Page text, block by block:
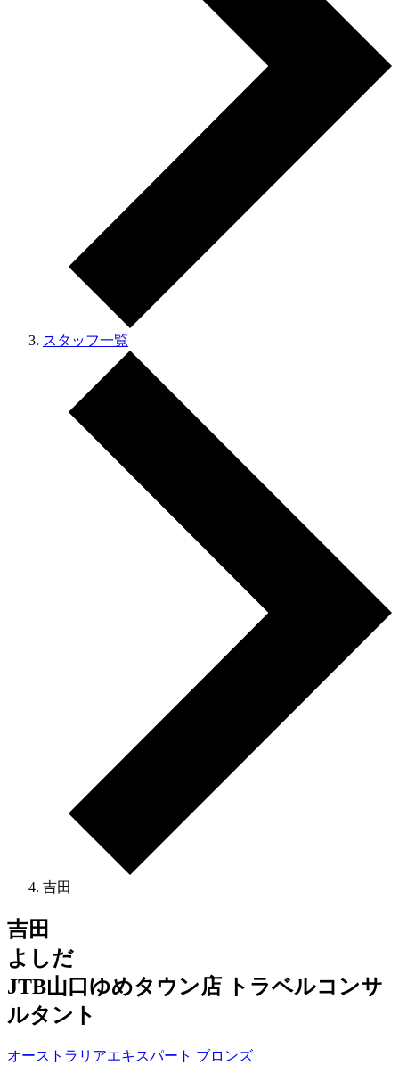
スタッフ一覧
吉田
吉田
よしだ
JTB山口ゆめタウン店 トラベルコンサ
ルタント
オーストラリアエキスパート ブロンズ